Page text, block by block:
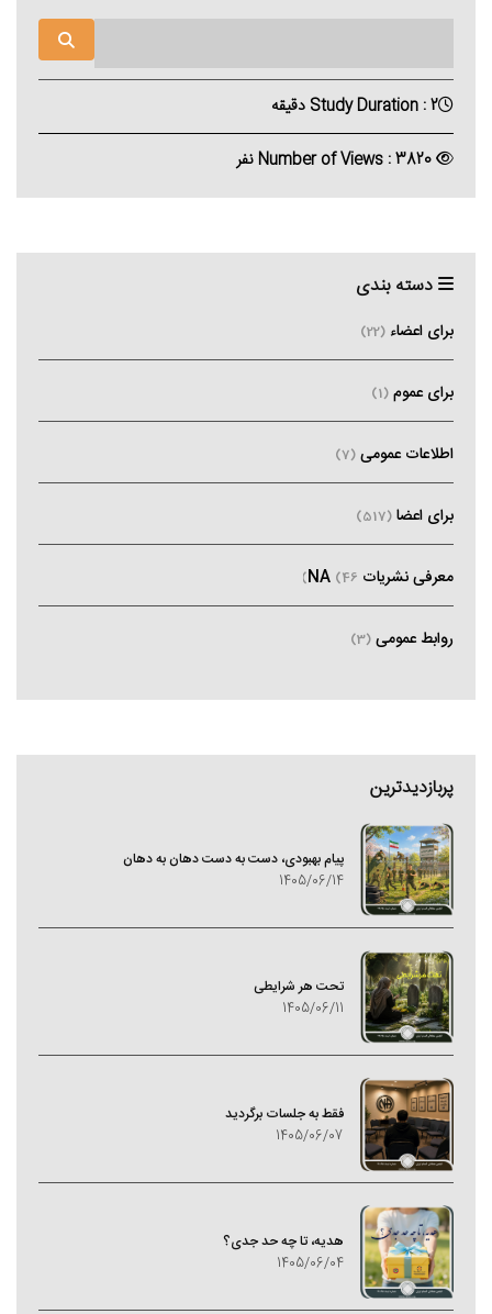
Study Duration : 2 دقیقه
دسته بندی
برای اعضاء (22)
برای عموم (1)
اطلاعات عمومی (7)
برای اعضا (517)
معرفی نشریات NA (46)
روابط عمومی (3)
پربازدیدترین
پیام بهبودی، دست به دست دهان به دهان
1405/06/14
تحت هر شرایطی
1405/06/11
فقط به جلسات برگردید
1405/06/07
هدیه، تا چه حد جدی؟
1405/06/04